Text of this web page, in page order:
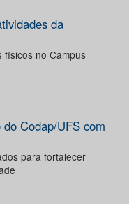
da
físicos no Campus
Codap/UFS com
para fortalecer